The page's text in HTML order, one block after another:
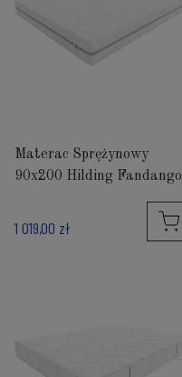
Materac Sprężynowy
90x200 Hilding Fandango
1 019,00 zł